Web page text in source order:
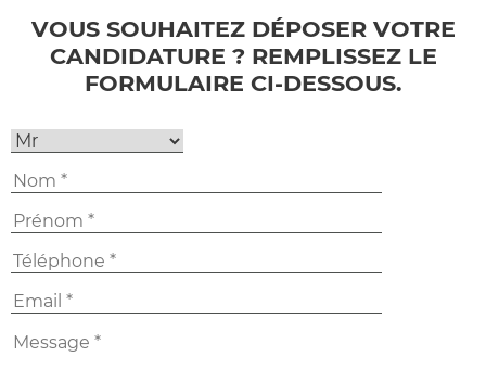
VOUS SOUHAITEZ DÉPOSER VOTRE
CANDIDATURE ? REMPLISSEZ LE
FORMULAIRE CI-DESSOUS.